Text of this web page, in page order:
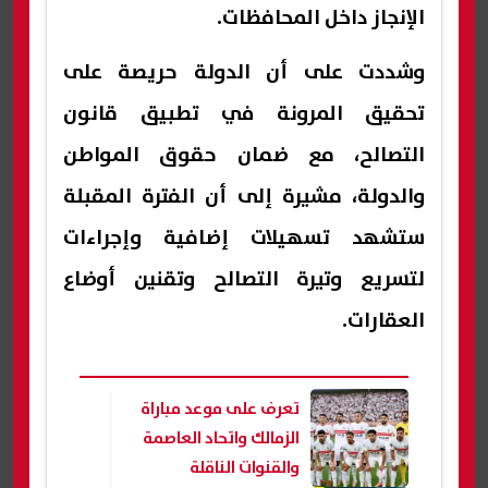
الإنجاز داخل المحافظات.
وشددت على أن الدولة حريصة على
تحقيق المرونة في تطبيق قانون
التصالح، مع ضمان حقوق المواطن
والدولة، مشيرة إلى أن الفترة المقبلة
ستشهد تسهيلات إضافية وإجراءات
لتسريع وتيرة التصالح وتقنين أوضاع
العقارات.
تعرف على موعد مباراة
الزمالك واتحاد العاصمة
والقنوات الناقلة